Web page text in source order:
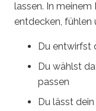
lassen. In meinem
entdecken, fühlen
Du entwirfst
Du wählst
passen
Du lässt